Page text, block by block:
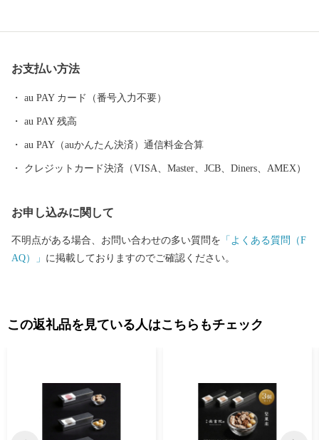
はその姿を見ることはできなくなりましたが、 当時の尼崎城西三
の丸エリアにあたる尼崎城址公園内に本丸の一部である 天守が整
崎城が蘇りました。
お支払い方法
au PAY カード（番号入力不要）
au PAY 残高
au PAY（auかんたん決済）通信料金合算
クレジットカード決済（VISA、Master、JCB、Diners、AMEX）
お申し込みに関して
不明点がある場合、お問い合わせの多い質問を 「よくある質問（F
AQ）」 に掲載しておりますのでご確認ください。
この返礼品を見ている人はこちらもチェック